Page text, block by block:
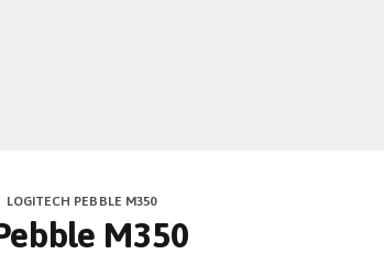
LOGITECH PEBBLE M350
M350